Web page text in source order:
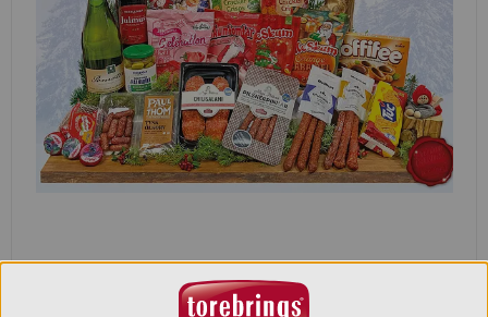
Tomtelåda Fredagsmys matgåva